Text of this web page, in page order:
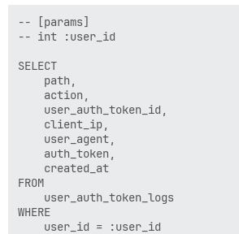
    like_score,
    deleted_by_id,
    version,
    cook_method,
    wiki,
    baked_at,
    baked_version,
    hidden_at,
    self_edits,
    reply_quoted,
    via_email,
    public_version,
    locked_by_id,
    image_upload_id,
-- [params]
-- int :user_id
SELECT
    path,
    action,
    user_auth_token_id,
    client_ip,
    user_agent,
    auth_token,
    created_at
FROM
    user_auth_token_logs
WHERE